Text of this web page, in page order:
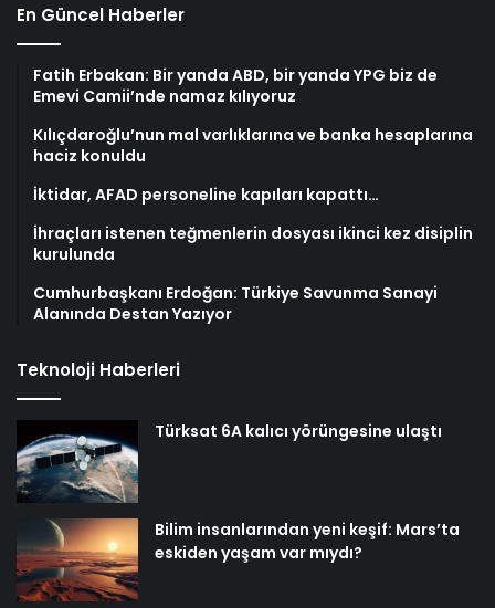
En Güncel Haberler
Fatih Erbakan: Bir yanda ABD, bir yanda YPG biz de
Emevi Camii’nde namaz kılıyoruz
Kılıçdaroğlu’nun mal varlıklarına ve banka hesaplarına
haciz konuldu
İktidar, AFAD personeline kapıları kapattı…
İhraçları istenen teğmenlerin dosyası ikinci kez disiplin
kurulunda
Cumhurbaşkanı Erdoğan: Türkiye Savunma Sanayi
Alanında Destan Yazıyor
Teknoloji Haberleri
Türksat 6A kalıcı yörüngesine ulaştı
Bilim insanlarından yeni keşif: Mars’ta
eskiden yaşam var mıydı?